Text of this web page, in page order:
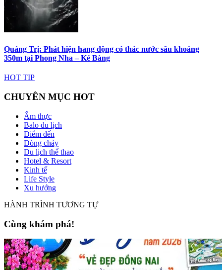
Quảng Trị: Phát hiện hang động có thác nước sâu khoảng
350m tại Phong Nha – Kẻ Bàng
HOT TIP
CHUYÊN MỤC HOT
Ẩm thực
Balo du lịch
Điểm đến
Dòng chảy
Du lịch thể thao
Hotel & Resort
Kinh tế
Life Style
Xu hướng
HÀNH TRÌNH TƯƠNG TỰ
Cùng khám phá!